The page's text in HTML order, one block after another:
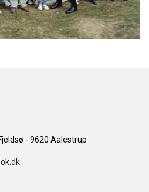
- 9620 Aalestrup